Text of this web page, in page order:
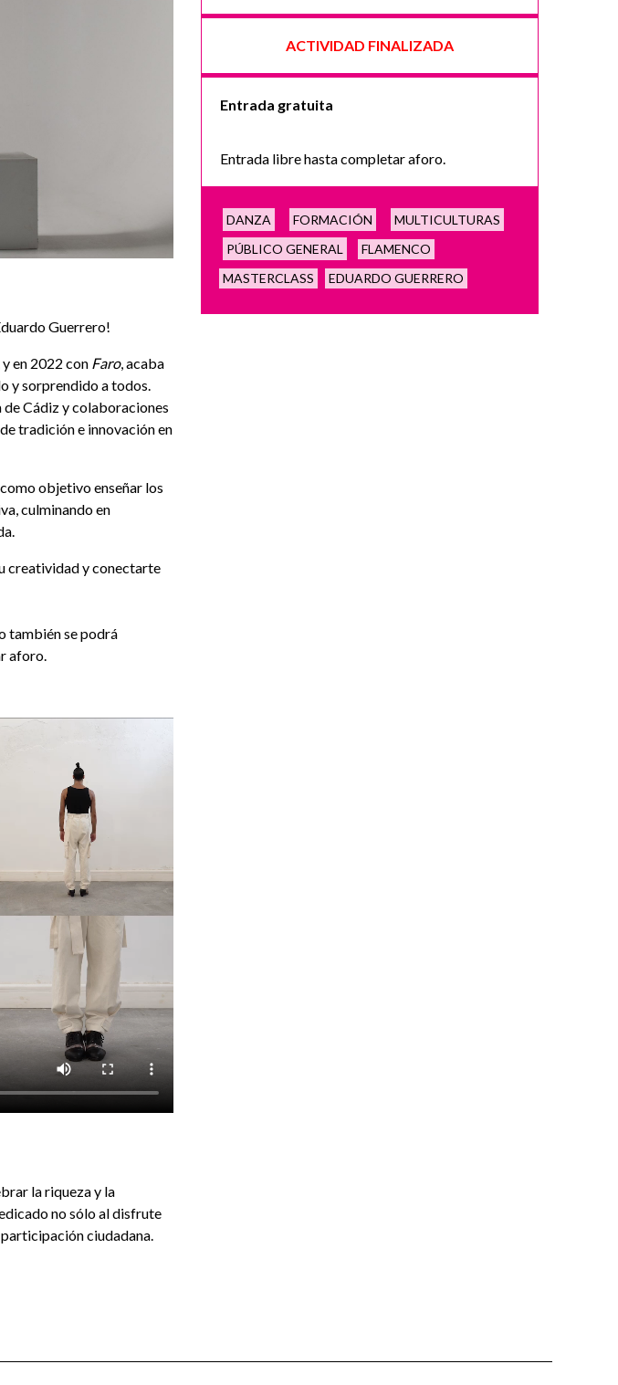
Guerrero!
y en 2022 con Faro, acaba
y sorprendido a todos.
Cádiz y colaboraciones
tradición e innovación en
objetivo enseñar los
culminando en
creatividad y conectarte
también se podrá
aforo.
la riqueza y la
no sólo al disfrute
ciudadana.
ACTIVIDAD FINALIZADA
Entrada gratuita
Entrada libre hasta completar aforo.
DANZA FORMACIÓN
MULTICULTURAS
PÚBLICO GENERAL
FLAMENCO
MASTERCLASS
EDUARDO GUERRERO